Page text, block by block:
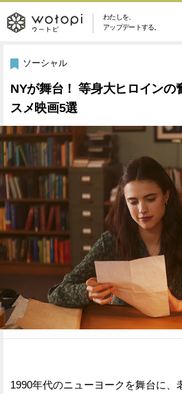
わたしを、
アップデートする。
wotopi
-
ウ
ー
ト
ピ
メ
ニ
ュ
ー
恋愛・結婚
美容・コスメ
健康
ライフスタイル
ソーシャル
アイテム
ウートピとは
Facebook
シ
ソーシャル
NYが舞台！ 等身大ヒロインの
スメ映画5選
1990年代のニューヨークを舞台に、